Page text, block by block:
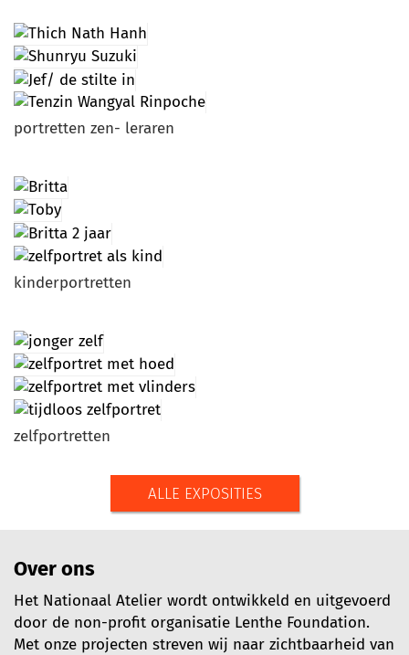
portretten zen- leraren
kinderportretten
zelfportretten
ALLE EXPOSITIES
Over ons
Het Nationaal Atelier wordt ontwikkeld en uitgevoerd
door de non-profit organisatie Lenthe Foundation.
Met onze projecten streven wij naar zichtbaarheid van